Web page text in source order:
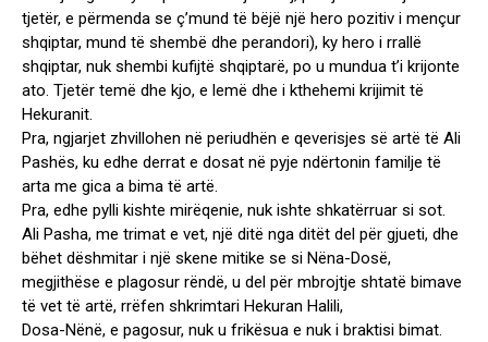
tjetër, e përmenda se ç’mund të bëjë një hero pozitiv i mençur
shqiptar, mund të shembë dhe perandori), ky hero i rrallë
shqiptar, nuk shembi kufijtë shqiptarë, po u mundua t’i krijonte
ato. Tjetër temë dhe kjo, e lemë dhe i kthehemi krijimit të
Hekuranit.
Pra, ngjarjet zhvillohen në periudhën e qeverisjes së artë të Ali
Pashës, ku edhe derrat e dosat në pyje ndërtonin familje të
arta me gica a bima të artë.
Pra, edhe pylli kishte mirëqenie, nuk ishte shkatërruar si sot.
Ali Pasha, me trimat e vet, një ditë nga ditët del për gjueti, dhe
bëhet dëshmitar i një skene mitike se si Nëna-Dosë,
megjithëse e plagosur rëndë, u del për mbrojtje shtatë bimave
të vet të artë, rrëfen shkrimtari Hekuran Halili,
Dosa-Nënë, e pagosur, nuk u frikësua e nuk i braktisi bimat.